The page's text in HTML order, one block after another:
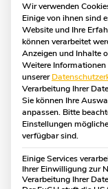
Kategorien:
Dienstag bis
Im
46242,
Wir verwenden
Einige von ihnen sind
Website und Ihre
können verarbeitet
Anzeigen und Inhalte
Weitere Informationen
unserer
Verarbeitung Ihrer
Sie können Ihre
anpassen. Bitte
Einstellungen
verfügbar sind.
Einige Services
Ihrer Einwilligung zur
Verarbeitung Ihrer